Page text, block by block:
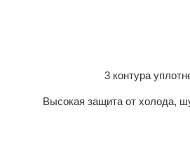
3 контура
Высокая защита от холода,